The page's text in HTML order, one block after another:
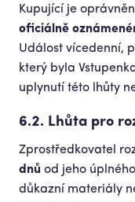
Kupující je
oficiálně
Událost vícedenní,
který byla
uplynutí této lhůty
6.2. Lhůta pro
Zprostředkovatel
dnů od jeho
důkazní materiály